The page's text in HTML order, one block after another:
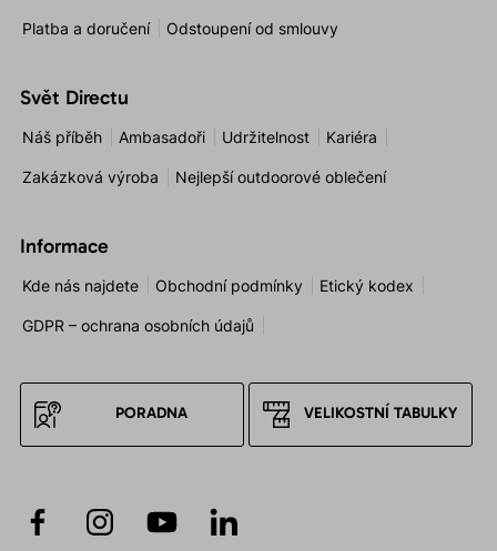
Platba a doručení Odstoupení od smlouvy
Svět Directu
Náš příběh Ambasadoři Udržitelnost Kariéra
Zakázková výroba Nejlepší outdoorové oblečení
Informace
Kde nás najdete Obchodní podmínky Etický kodex
GDPR – ochrana osobních údajů
PORADNA VELIKOSTNÍ TABULKY